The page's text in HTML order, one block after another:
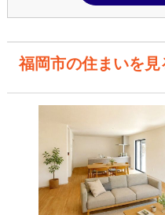
福岡市の住まいを見